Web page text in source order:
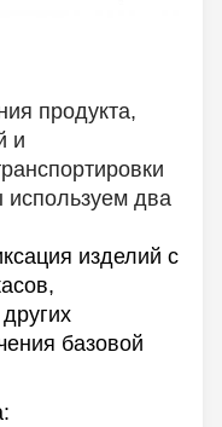
продукта,
и
два
изделий с
базовой